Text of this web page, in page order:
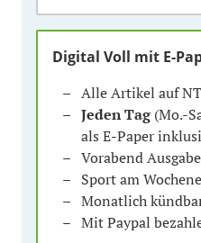
Digital Voll mit E-
Alle Artikel auf
Jeden Tag(Mo.-
als E-Paper
Vorabend
Sport am
Monatlich
Mit Paypal